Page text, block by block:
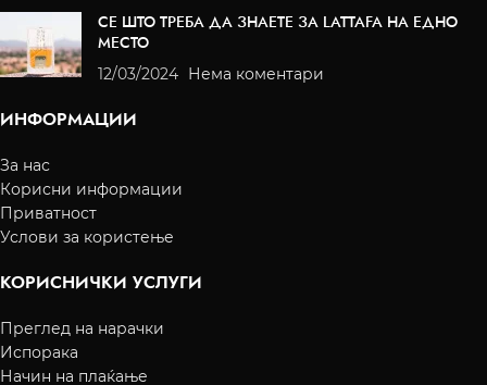
СЕ ШТО ТРЕБА ДА ЗНАЕТЕ ЗА LATTAFA НА ЕДНО
МЕСТО
12/03/2024 Нема коментари
ИНФОРМАЦИИ
За нас
Корисни информации
Приватност
Услови за користење
КОРИСНИЧКИ УСЛУГИ
Преглед на нарачки
Испорака
Начин на плаќање